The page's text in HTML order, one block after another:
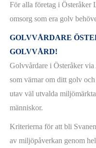
För alla företag i Österåker
omsorg som era golv
GOLVVÅRDARE
GOLVVÅRD!
Golvvårdare i Österåker
som värnar om ditt golv
utav väl utvalda
människor.
Kriterierna för att bli
av miljöpåverkan genom